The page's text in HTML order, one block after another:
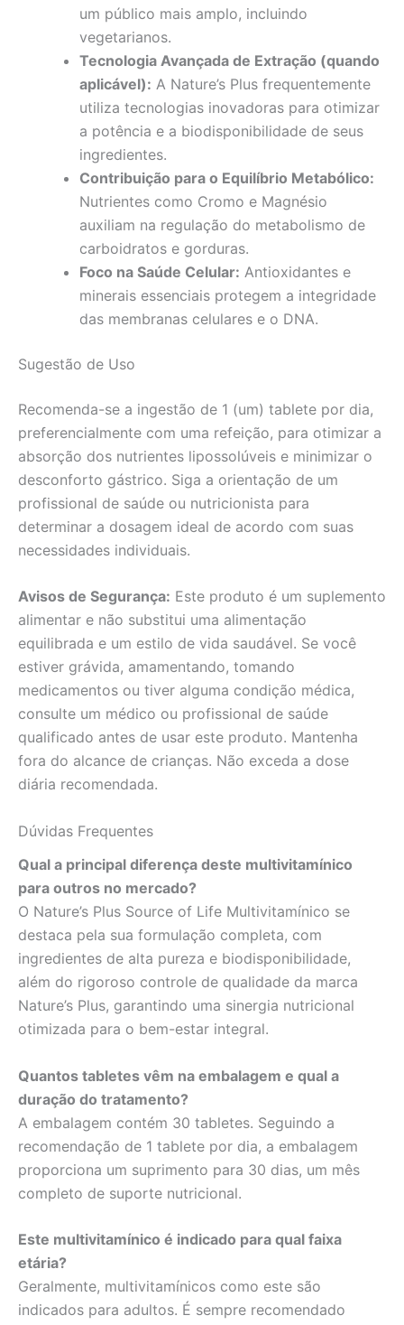
um público mais amplo, incluindo
vegetarianos.
Tecnologia Avançada de Extração (quando
aplicável): A Nature’s Plus frequentemente
utiliza tecnologias inovadoras para otimizar
a potência e a biodisponibilidade de seus
ingredientes.
Contribuição para o Equilíbrio Metabólico:
Nutrientes como Cromo e Magnésio
auxiliam na regulação do metabolismo de
carboidratos e gorduras.
Foco na Saúde Celular: Antioxidantes e
minerais essenciais protegem a integridade
das membranas celulares e o DNA.
Sugestão de Uso
Recomenda-se a ingestão de 1 (um) tablete por dia,
preferencialmente com uma refeição, para otimizar a
absorção dos nutrientes lipossolúveis e minimizar o
desconforto gástrico. Siga a orientação de um
profissional de saúde ou nutricionista para
determinar a dosagem ideal de acordo com suas
necessidades individuais.
Avisos de Segurança: Este produto é um suplemento
alimentar e não substitui uma alimentação
equilibrada e um estilo de vida saudável. Se você
estiver grávida, amamentando, tomando
medicamentos ou tiver alguma condição médica,
consulte um médico ou profissional de saúde
qualificado antes de usar este produto. Mantenha
fora do alcance de crianças. Não exceda a dose
diária recomendada.
Dúvidas Frequentes
Qual a principal diferença deste multivitamínico
para outros no mercado?
O Nature’s Plus Source of Life Multivitamínico se
destaca pela sua formulação completa, com
ingredientes de alta pureza e biodisponibilidade,
além do rigoroso controle de qualidade da marca
Nature’s Plus, garantindo uma sinergia nutricional
otimizada para o bem-estar integral.
Quantos tabletes vêm na embalagem e qual a
duração do tratamento?
A embalagem contém 30 tabletes. Seguindo a
recomendação de 1 tablete por dia, a embalagem
proporciona um suprimento para 30 dias, um mês
completo de suporte nutricional.
Este multivitamínico é indicado para qual faixa
etária?
Geralmente, multivitamínicos como este são
indicados para adultos. É sempre recomendado